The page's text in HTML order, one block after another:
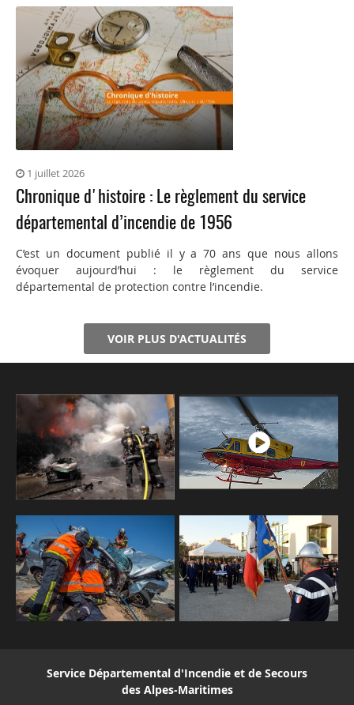
1 juillet 2026
Chronique d'histoire : Le règlement du service
départemental d’incendie de 1956
C’est un document publié il y a 70 ans que nous allons
évoquer aujourd’hui : le règlement du service
départemental de protection contre l’incendie.
VOIR PLUS D'ACTUALITÉS
Service Départemental d'Incendie et de Secours
des Alpes-Maritimes